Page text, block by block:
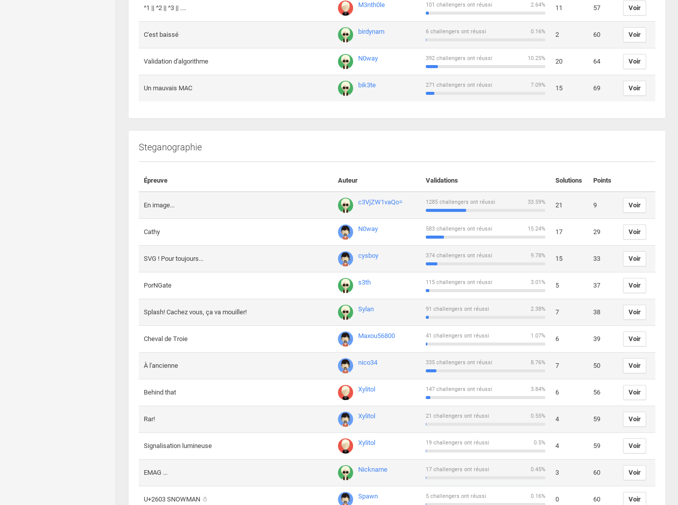
^1 || ^2 || ^3 || .... M3nth0le 2.64%
101 challengers ont réussi 11 57 Voir
C'est baissé birdynam 0.16%
6 challengers ont réussi 2 60 Voir
Validation d'algorithme N0way 10.25%
392 challengers ont réussi 20 64 Voir
Un mauvais MAC bik3te 7.09%
271 challengers ont réussi 15 69 Voir
Steganographie
Épreuve Auteur Validations Solutions Points
En image... c3VjZW1vaQo= 33.59%
1285 challengers ont réussi 21 9 Voir
Cathy N0way 15.24%
583 challengers ont réussi 17 29 Voir
SVG ! Pour toujours... cysboy 9.78%
374 challengers ont réussi 15 33 Voir
PorNGate s3th 3.01%
115 challengers ont réussi 5 37 Voir
Splash! Cachez vous, ça va mouiller! Sylan 2.38%
91 challengers ont réussi 7 38 Voir
Cheval de Troie Maxou56800 1.07%
41 challengers ont réussi 6 39 Voir
À l'ancienne nico34 8.76%
335 challengers ont réussi 7 50 Voir
Behind that Xylitol 3.84%
147 challengers ont réussi 6 56 Voir
Rar! Xylitol 0.55%
21 challengers ont réussi 4 59 Voir
Signalisation lumineuse Xylitol 0.5%
19 challengers ont réussi 4 59 Voir
EMAG ... Nickname 0.45%
17 challengers ont réussi 3 60 Voir
U+2603 SNOWMAN ☃ Spawn 0.16%
5 challengers ont réussi 0 60 Voir